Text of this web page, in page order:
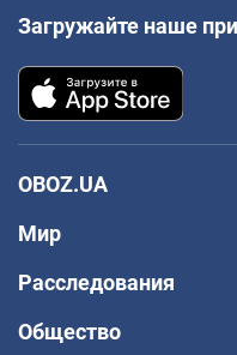
Загружайте наше
OBOZ.UA
Мир
Расследования
Общество